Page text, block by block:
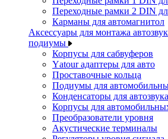
Переходные рамки 2 DIN
Карманы для автомагнитол
Аксессуары для монтажа
подиумы
Корпусы для сабвуферов
Yаtour адаптеры для авто
Проставочные кольца
Подиумы для
Конденсаторы для автозвука
Корпусы для
Преобразователи уровня
Акустические терминалы